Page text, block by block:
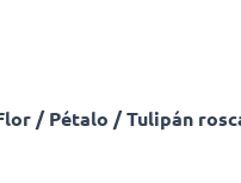
/ Pétalo / Tulipán